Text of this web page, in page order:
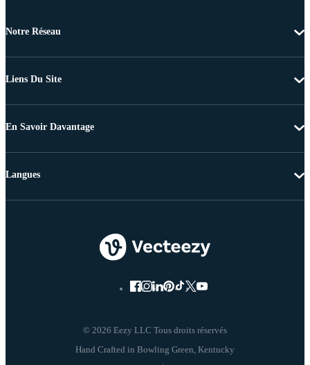
Notre Réseau
Liens Du Site
En Savoir Davantage
© 2026 Eezy LLC Tous droits réservés
Langues